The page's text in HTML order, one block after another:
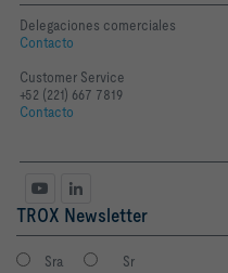
Delegaciones comerciales
Contacto
Customer Service
+52 (221) 667 7819
Contacto
TROX Newsletter
Sra Sr